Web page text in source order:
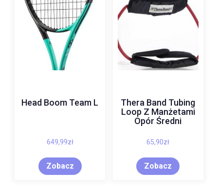
Head Boom Team L
649,99zł
Zobacz
Thera Band Tubing
Loop Z Manżetami
Opór Średni
65,90zł
Zobacz